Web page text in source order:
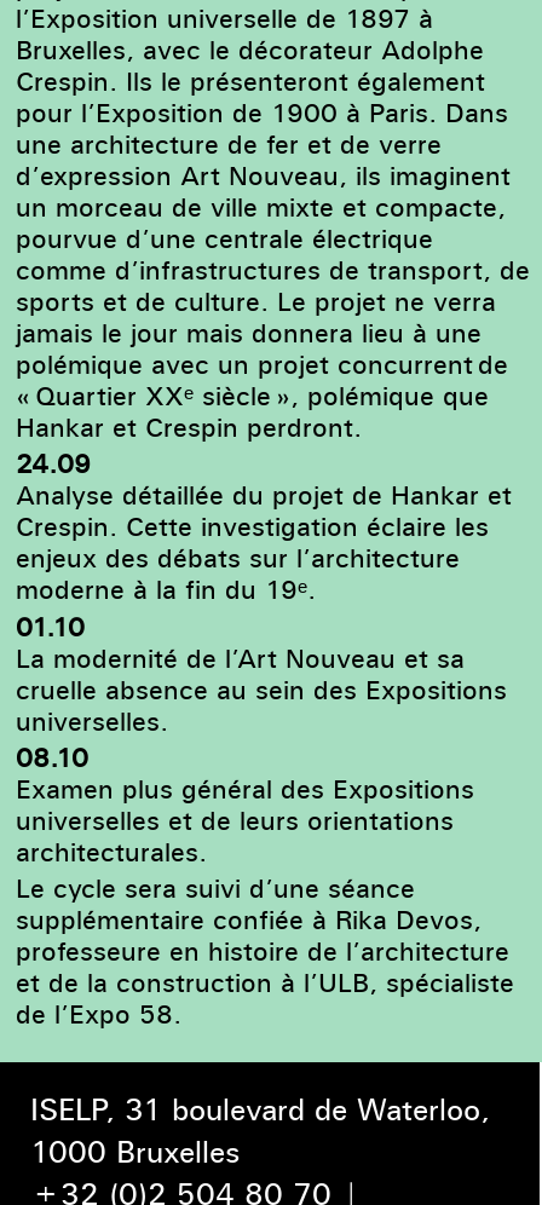
l’Exposition universelle de 1897 à
Bruxelles, avec le décorateur Adolphe
Crespin. Ils le présenteront également
pour l’Exposition de 1900 à Paris. Dans
une architecture de fer et de verre
d’expression Art Nouveau, ils imaginent
un morceau de ville mixte et compacte,
pourvue d’une centrale électrique
comme d’infrastructures de transport, de
sports et de culture. Le projet ne verra
jamais le jour mais donnera lieu à une
polémique avec un projet concurrent de
« Quartier XXᵉ siècle », polémique que
Hankar et Crespin perdront.
24.09
Analyse détaillée du projet de Hankar et
Crespin. Cette investigation éclaire les
enjeux des débats sur l’architecture
moderne à la fin du 19ᵉ.
01.10
La modernité de l’Art Nouveau et sa
cruelle absence au sein des Expositions
universelles.
08.10
Examen plus général des Expositions
universelles et de leurs orientations
architecturales.
Le cycle sera suivi d’une séance
supplémentaire confiée à Rika Devos,
professeure en histoire de l’architecture
et de la construction à l’ULB, spécialiste
de l’Expo 58.
ISELP, 31 boulevard de Waterloo,
1000 Bruxelles
+32 (0)2 504 80 70 |